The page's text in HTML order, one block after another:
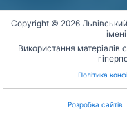
Copyright © 2026 Львівський
Використання матеріалів
Політика
Розробка сайтів